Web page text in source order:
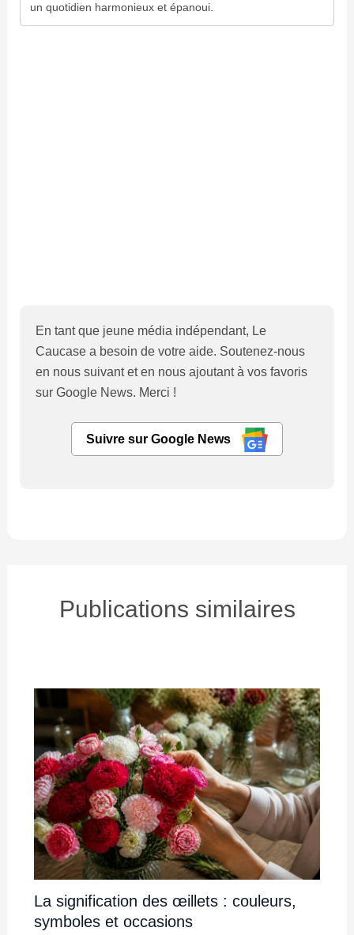
un quotidien harmonieux et épanoui.
En tant que jeune média indépendant, Le
Caucase a besoin de votre aide. Soutenez-nous
en nous suivant et en nous ajoutant à vos favoris
sur Google News. Merci !
Suivre sur Google News
Publications similaires
La signification des œillets : couleurs,
symboles et occasions